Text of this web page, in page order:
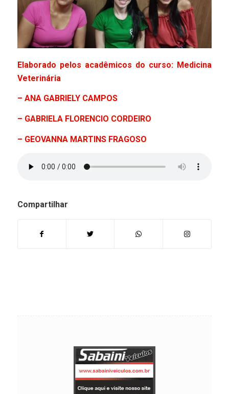
Elaborado pelos acadêmicos do curso: Medicina
Veterinária
– ANA GABRIELY CAMPOS­
– GABRIELA FLORENCIO CORDEIRO
– GEOVANNA MARTINS FRAGOSO
Compartilhar